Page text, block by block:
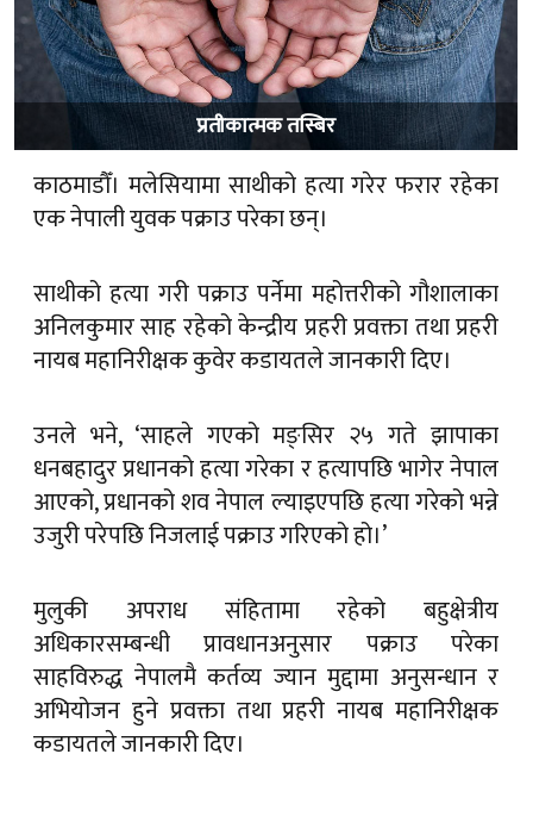
प्रतीकात्मक तस्बिर
काठमाडौँ। मलेसियामा साथीको हत्या गरेर फरार रहेका
एक नेपाली युवक पक्राउ परेका छन्।
साथीको हत्या गरी पक्राउ पर्नेमा महोत्तरीको गौशालाका
अनिलकुमार साह रहेको केन्द्रीय प्रहरी प्रवक्ता तथा प्रहरी
नायब महानिरीक्षक कुवेर कडायतले जानकारी दिए।
उनले भने, ‘साहले गएको मङ्सिर २५ गते झापाका
धनबहादुर प्रधानको हत्या गरेका र हत्यापछि भागेर नेपाल
आएको, प्रधानको शव नेपाल ल्याइएपछि हत्या गरेको भन्ने
उजुरी परेपछि निजलाई पक्राउ गरिएको हो।’
मुलुकी अपराध संहितामा रहेको बहुक्षेत्रीय
अधिकारसम्बन्धी प्रावधानअनुसार पक्राउ परेका
साहविरुद्ध नेपालमै कर्तव्य ज्यान मुद्दामा अनुसन्धान र
अभियोजन हुने प्रवक्ता तथा प्रहरी नायब महानिरीक्षक
कडायतले जानकारी दिए।